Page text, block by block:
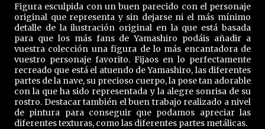
Figura esculpida con un buen parecido con el personaje
original que representa y sin dejarse ni el más mínimo
detalle de la ilustración original en la que está basada
para que los más fans de Yamashiro podáis añadir a
vuestra colección una figura de lo más encantadora de
vuestro personaje favorito. Fijaos en lo perfectamente
recreado que está el atuendo de Yamashiro, las diferentes
partes de la nave, su precioso cuerpo, la pose tan adorable
con la que ha sido representada y la alegre sonrisa de su
rostro. Destacar también el buen trabajo realizado a nivel
de pintura para conseguir que podamos apreciar las
diferentes texturas, como las diferentes partes metálicas.